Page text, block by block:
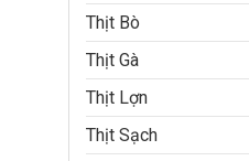
Thịt Bò
Thịt Gà
Thịt Lợn
Thịt Sạch